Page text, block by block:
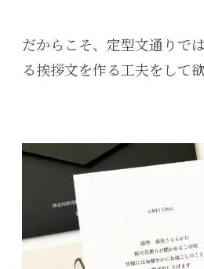
だからこそ、定型文通りで
る挨拶文を作る工夫をして